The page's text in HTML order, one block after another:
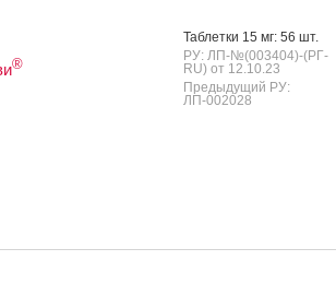
®
Таб­летки 15 мг: 56 шт.
РУ: ЛП-№(003404)-(РГ-
RU) от 12.10.23
Предыдущий РУ:
ЛП-002028